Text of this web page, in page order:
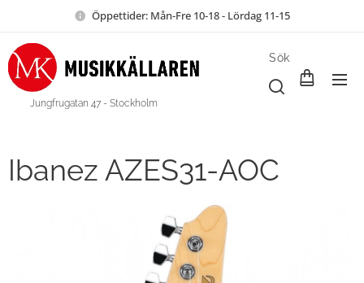
Öppettider: Mån-Fre 10-18 - Lördag 11-15
Jungfrugatan 47 - Stockholm
Sök
Ibanez AZES31-AOC